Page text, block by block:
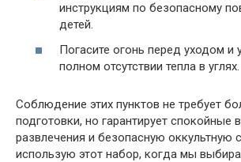
инструкциям по безопасному
детей.
Погасите огонь перед уходом и
полном отсутствии тепла в углях.
Соблюдение этих пунктов не требует
подготовки, но гарантирует спокойные
развлечения и безопасную оккультную
использую этот набор, когда мы